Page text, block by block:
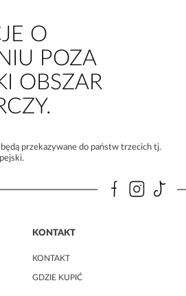
O
POZA
OBSZAR
przekazywane do państw trzecich tj.
KONTAKT
KONTAKT
GDZIE KUPIĆ